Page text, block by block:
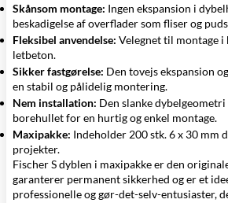
Skånsom montage: Ingen ekspansion i
beskadigelse af overflader som fliser og
Fleksibel anvendelse: Velegnet til montage i
letbeton.
Sikker fastgørelse: Den tovejs ekspansion
en stabil og pålidelig montering.
Nem installation: Den slanke
borehullet for en hurtig og enkel montage.
Maxipakke: Indeholder 200 stk. 6 x 30 mm
projekter.
Fischer S dyblen i maxipakke er den
garanterer permanent sikkerhed og er et
professionelle og gør-det-selv-entusiaster,